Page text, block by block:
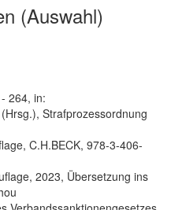
(Auswahl)
264, in:
Strafprozessordnung
C.H.BECK, 978-3-406-
2023, Übersetzung ins